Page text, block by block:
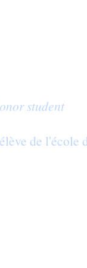
student
de l'école